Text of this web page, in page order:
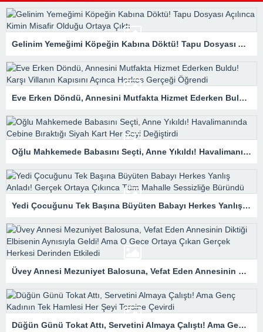
Gelinim Yemeğimi Köpeğin Kabına Döktü! Tapu Dosyası Açılınca Kimin Misafir Olduğu Ortaya Çıktı
Eve Erken Döndü, Annesini Mutfakta Hizmet Ederken Buldu! Karşı Villanın Kapısını Açınca Herkes Gerçeği Öğrendi
Oğlu Mahkemede Babasını Seçti, Anne Yıkıldı! Havalimanında Cebine Bıraktığı Siyah Kart Her Şeyi Değiştirdi
Yedi Çocuğunu Tek Başına Büyüten Babayı Herkes Yanlış Anladı! Gerçek Ortaya Çıkınca Tüm Mahalle Sessizliğe Büründü
Üvey Annesi Mezuniyet Balosuna, Vefat Eden Annesinin Diktiği Elbisenin Aynısıyla Geldi! Ama O Gece Ortaya Çıkan Gerçek Herkesi Derinden Etkiledi
Düğün Günü Tokat Attı, Servetini Almaya Çalıştı! Ama Genç Kadının Tek Hamlesi Her Şeyi Tersine Çevirdi